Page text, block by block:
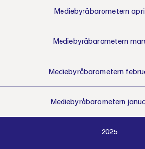
Mediebyråbarometern
Mediebyråbarometern
Mediebyråbarometern
Mediebyråbarometern
2025